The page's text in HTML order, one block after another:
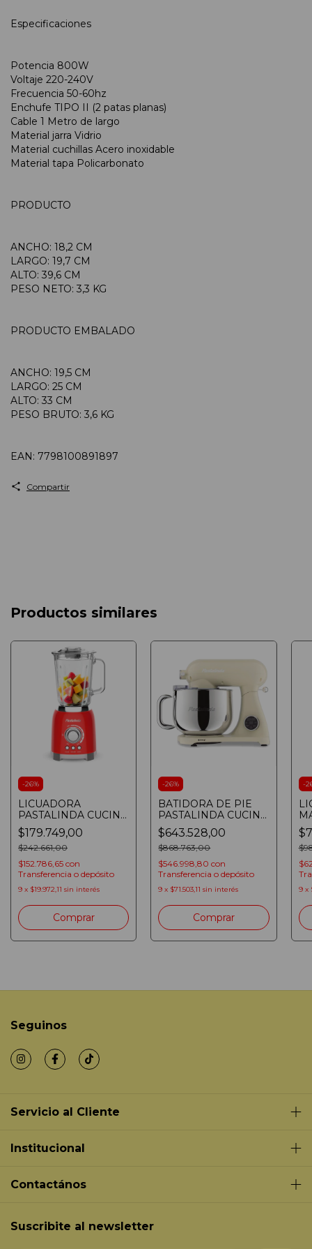
Especificaciones
Potencia 800W
Voltaje 220-240V
Frecuencia 50-60hz
Enchufe TIPO II (2 patas planas)
Cable 1 Metro de largo
Material jarra Vidrio
Material cuchillas Acero inoxidable
Material tapa Policarbonato
PRODUCTO
ANCHO: 18,2 CM
LARGO: 19,7 CM
ALTO: 39,6 CM
PESO NETO: 3,3 KG
PRODUCTO EMBALADO
ANCHO: 19,5 CM
LARGO: 25 CM
ALTO: 33 CM
PESO BRUTO: 3,6 KG
EAN: 7798100891897
Compartir
Productos similares
-26%
LICUADORA
PASTALINDA CUCINA
FRULLATORE HL-
4005AT ROJA
$179.749,00
$242.661,00
$152.786,65 con
Transferencia o depósito
9 x $19.972,11 sin interés
-26%
BATIDORA DE PIE
PASTALINDA CUCINA
PLANETARIA CREMA
BOWL 8 LITROS 1200
W
$643.528,00
$868.763,00
$546.998,80con
Transferencia o depósito
9 x $71.503,11 sin interés
-
9 x
Seguinos
Servicio al Cliente
Institucional
Contactános
Suscribite al newsletter